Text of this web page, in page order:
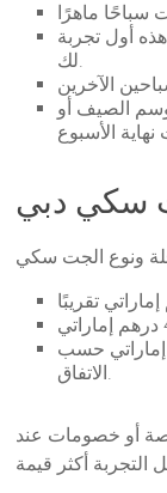
أول تجربة
لك.
الصيف أو
سكي دبي
تبدأ من 600 درهم إماراتي حسب
الاتفاق.
أو خصومات عند